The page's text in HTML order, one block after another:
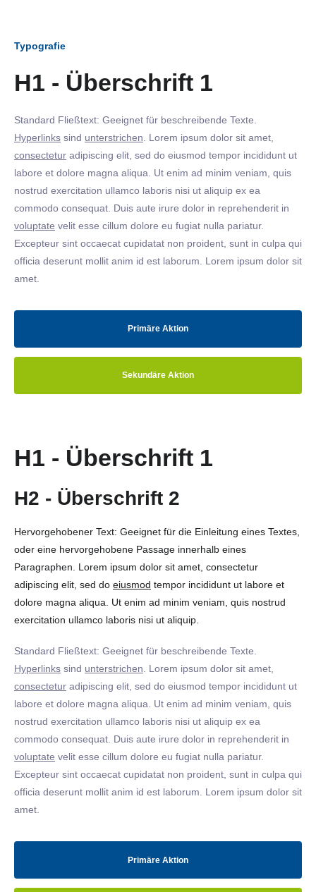
Typografie
H1 - Überschrift 1
Standard Fließtext: Geeignet für beschreibende Texte.
Hyperlinks sind unterstrichen . Lorem ipsum dolor sit amet,
consectetur adipiscing elit, sed do eiusmod tempor incididunt ut
labore et dolore magna aliqua. Ut enim ad minim veniam, quis
nostrud exercitation ullamco laboris nisi ut aliquip ex ea
commodo consequat. Duis aute irure dolor in reprehenderit in
voluptate velit esse cillum dolore eu fugiat nulla pariatur.
Excepteur sint occaecat cupidatat non proident, sunt in culpa qui
officia deserunt mollit anim id est laborum. Lorem ipsum dolor sit
amet.
Primäre Aktion
Sekundäre Aktion
H1 - Überschrift 1
H2 - Überschrift 2
Hervorgehobener Text: Geeignet für die Einleitung eines Textes,
oder eine hervorgehobene Passage innerhalb eines
Paragraphen. Lorem ipsum dolor sit amet, consectetur
adipiscing elit, sed do eiusmod tempor incididunt ut labore et
dolore magna aliqua. Ut enim ad minim veniam, quis nostrud
exercitation ullamco laboris nisi ut aliquip.
Standard Fließtext: Geeignet für beschreibende Texte.
Hyperlinks sind unterstrichen . Lorem ipsum dolor sit amet,
consectetur adipiscing elit, sed do eiusmod tempor incididunt ut
labore et dolore magna aliqua. Ut enim ad minim veniam, quis
nostrud exercitation ullamco laboris nisi ut aliquip ex ea
commodo consequat. Duis aute irure dolor in reprehenderit in
voluptate velit esse cillum dolore eu fugiat nulla pariatur.
Excepteur sint occaecat cupidatat non proident, sunt in culpa qui
officia deserunt mollit anim id est laborum. Lorem ipsum dolor sit
amet.
Primäre Aktion